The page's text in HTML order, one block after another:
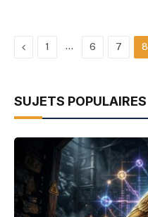
Previous
1 … 6 7 8
SUJETS POPULAIRES